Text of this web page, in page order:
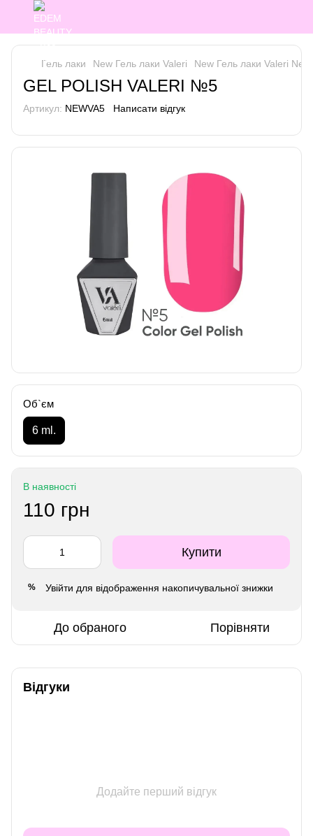
Гель лаки New Гель лаки Valeri New Гель лаки Valeri
GEL POLISH VALERI №5
Артикул: NEWVA5 Написати відгук
Об`єм
6 ml.
В наявності
110 грн
Купити
% Увійти для відображення накопичувальної знижки
До обраного Порівняти
Відгуки
Додайте перший відгук